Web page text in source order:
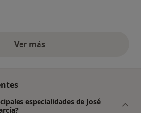
Ver másopiniones anteriores
especialidades de José